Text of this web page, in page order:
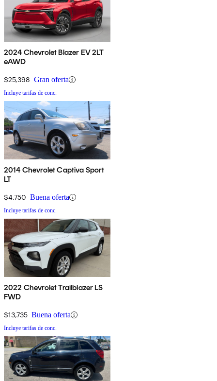
2024 Chevrolet Blazer EV 2LT
eAWD
$25,398 Gran oferta
Incluye tarifas de conc.
2014 Chevrolet Captiva Sport
LT
$4,750 Buena oferta
Incluye tarifas de conc.
2022 Chevrolet Trailblazer LS
FWD
$13,735 Buena oferta
Incluye tarifas de conc.